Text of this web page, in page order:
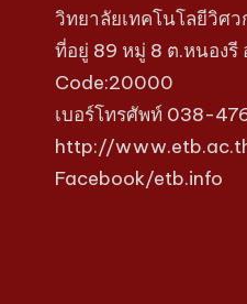
วิทยาลัยเทคโนโลยีวิศว
ที่อยู่ 89 หมู่ 8 ต.หนองรี
Code:20000
เบอร์โทรศัพท์ 038-
http://
Facebook/etb.info